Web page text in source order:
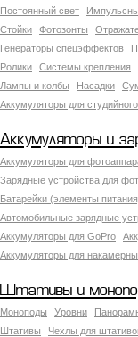
Постоянный свет
Стойки
Фотозонты
Генераторы спецэффектов
Ролики
Системы крепления
Лампы и колбы
Насадки
Аккумуляторы для
Аккумуляторы и
Аккумуляторы для
Зарядные устройства для
Батарейки (элементы
Автомобильные зарядные
Аккумуляторы для GoPro
Аккумуляторы для
Штативы и
Моноподы Уровни
Штативы
Чехлы для